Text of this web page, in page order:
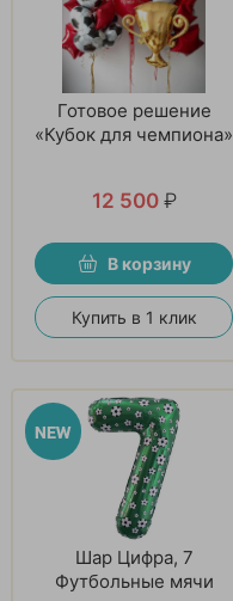
Готовое решение
«Кубок для чемпиона»
12 500 ₽
В корзину
Купить в 1 клик
Шар Цифра, 7
Футбольные мячи